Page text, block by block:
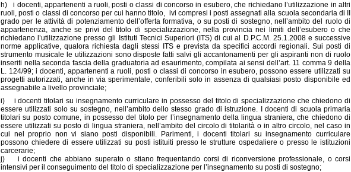
h) i docenti, appartenenti a ruoli, posti o classi di concorso in esubero, che richiedano l’utilizzazione in altri
ruoli, posti o classi di concorso per cui hanno titolo, ivi compresi i posti assegnati alla scuola secondaria di II
grado per le attività di potenziamento dell’offerta formativa, o su posti di sostegno, nell’ambito del ruolo di
appartenenza, anche se privi del titolo di specializzazione, nella provincia nei limiti dell’esubero o che
richiedano l’utilizzazione presso gli Istituti Tecnici Superiori (ITS) di cui al D.P.C.M. 25.1.2008 e successive
norme applicative, qualora richiesta dagli stessi ITS e prevista da specifici accordi regionali. Sui posti di
strumento musicale le utilizzazioni sono disposte fatti salvi gli accantonamenti per gli aspiranti non di ruolo
inseriti nella seconda fascia della graduatoria ad esaurimento, compilata ai sensi dell’art. 11 comma 9 della
L. 124/99; i docenti, appartenenti a ruoli, posti o classi di concorso in esubero, possono essere utilizzati su
progetti autorizzati, anche in via sperimentale, conferibili solo in assenza di qualsiasi posto disponibile ed
assegnabile a livello provinciale;
i) i docenti titolari su insegnamento curriculare in possesso del titolo di specializzazione che chiedono di
essere utilizzati solo su sostegno, nell’ambito dello stesso grado di istruzione. I docenti di scuola primaria
titolari su posto comune, in possesso del titolo per l’insegnamento della lingua straniera, che chiedono di
essere utilizzati su posto di lingua straniera, nell’ambito del circolo di titolarità o in altro circolo, nel caso in
cui nel proprio non vi siano posti disponibili. Parimenti, i docenti titolari su insegnamento curriculare
possono chiedere di essere utilizzati su posti istituiti presso le strutture ospedaliere o presso le istituzioni
carcerarie;
j) i docenti che abbiano superato o stiano frequentando corsi di riconversione professionale, o corsi
intensivi per il conseguimento del titolo di specializzazione per l’insegnamento su posti di sostegno;